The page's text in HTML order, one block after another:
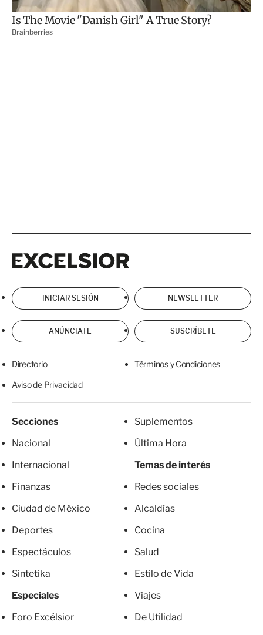
INICIAR SESIÓN NEWSLETTER
ANÚNCIATE SUSCRÍBETE
Directorio Términos y Condiciones
Aviso de Privacidad
Secciones
Nacional
Internacional
Finanzas
Ciudad de México
Deportes
Espectáculos
Sintetika
Especiales
Foro Excélsior
Suplementos
Última Hora
Temas de interés
Redes sociales
Alcaldías
Cocina
Salud
Estilo de Vida
Viajes
De Utilidad